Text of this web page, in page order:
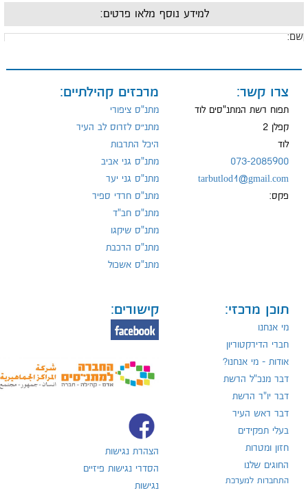
למידע נוסף מלאו פרטים:
צרו קשר:
תפוח רשת המתנ"סים לוד
קפלן 2
לוד
073-2085900
tarbutlod1@gmail.com
פקס:
מרכזים קהילתיים:
מתנ"ס ציפורי
מתנ״ס לזרוס לב העיר
היכל התרבות
מתנ"ס גני אביב
מתנ"ס גני יער
מתנ"ס חרדי ספיר
מתנ"ס חב"ד
מתנ"ס שיקגו
מתנ"ס הרכבת
מתנ"ס אשכול
תוכן מרכזי:
מי אנחנו
חברי הדירקטוריון
אודות - מי אנחנו?
דבר מנכ"ל הרשת
דבר יו"ר הרשת
דבר ראש העיר
בעלי תפקידים
חזון ומטרות
החוגים שלנו
התחברות למערכת
קישורים:
הצהרת נגישות
הסדרי נגישות פיזיים
נגישות